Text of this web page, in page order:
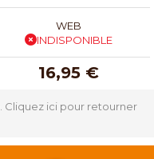
WEB
INDISPONIBLE
16,95 €
Cliquez ici pour retourner